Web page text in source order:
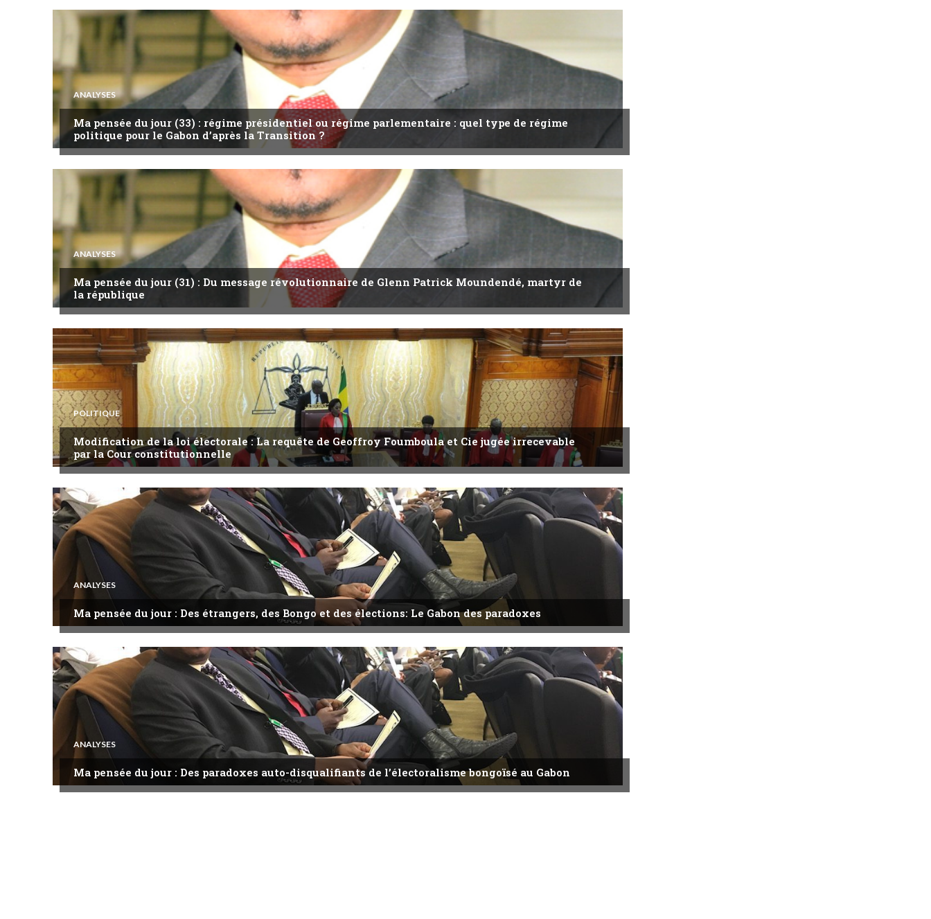
ANALYSES
Ma pensée du jour (33) : régime présidentiel ou régime parlementaire : quel type de régime
politique pour le Gabon d’après la Transition ?
ANALYSES
Ma pensée du jour (31) : Du message révolutionnaire de Glenn Patrick Moundendé, martyr de
la république
POLITIQUE
Modification de la loi électorale : La requête de Geoffroy Foumboula et Cie jugée irrecevable
par la Cour constitutionnelle
ANALYSES
Ma pensée du jour : Des étrangers, des Bongo et des élections: Le Gabon des paradoxes
ANALYSES
Ma pensée du jour : Des paradoxes auto-disqualifiants de l’électoralisme bongoïsé au Gabon